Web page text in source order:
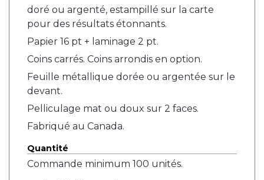
doré ou argenté, estampillé sur la carte
pour des résultats étonnants.
Papier 16 pt + laminage 2 pt.
Coins carrés. Coins arrondis en option.
Feuille métallique dorée ou argentée sur le
devant.
Pelliculage mat ou doux sur 2 faces.
Fabriqué au Canada.
Quantité
Commande minimum 100 unités.